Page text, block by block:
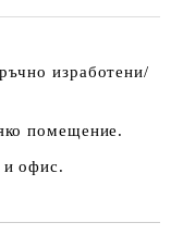
изработени/
помещение.
и офис.